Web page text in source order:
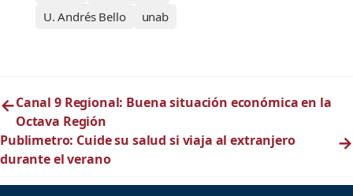
U. Andrés Bello
unab
←Canal 9 Regional: Buena situación económica en la
Octava Región
Publimetro: Cuide su salud si viaja al extranjero
durante el verano
→